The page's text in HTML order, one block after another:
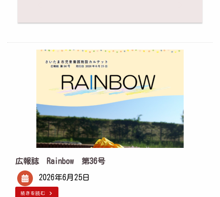
広報誌 Rainbow 第36号
2026年6月25日
続きを読む